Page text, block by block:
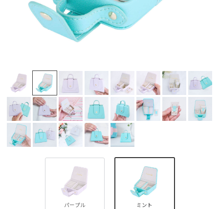
パープル
ミント